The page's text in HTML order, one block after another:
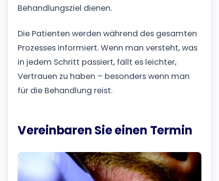
Behandlungsziel dienen.
Die Patienten werden während des gesamten
Prozesses informiert. Wenn man versteht, was
in jedem Schritt passiert, fällt es leichter,
Vertrauen zu haben – besonders wenn man
für die Behandlung reist.
Vereinbaren Sie einen Termin